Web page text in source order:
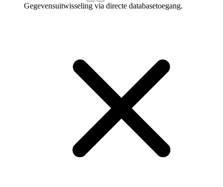
Gegevensuitwisseling via directe databasetoegang.